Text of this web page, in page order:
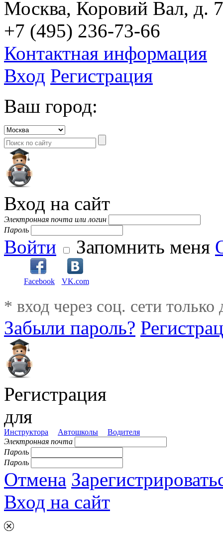
Москва, Коровий Вал, д.
+7 (495) 236-73-66
Контактная информация
Вход Регистрация
Ваш город:
Вход на сайт
Электронная почта или логин
Пароль
Войти Запомнить меня
Facebook VK.com
* вход через соц. сети
Забыли пароль?
Регистрация
для
Инструктора Автошколы
Водителя
Электронная почта
Пароль
Пароль
Отмена
Вход на сайт